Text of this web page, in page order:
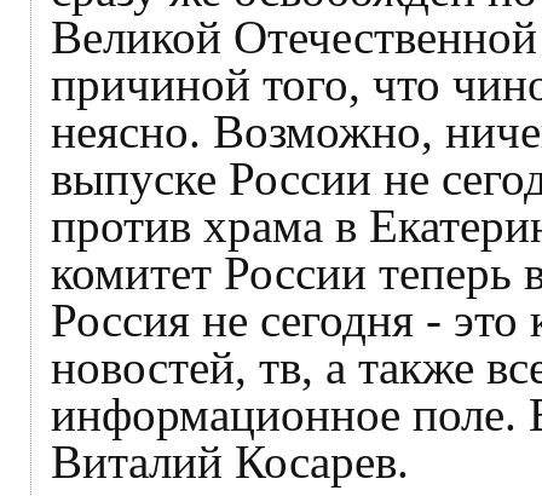
Великой
причиной того, что
неясно. Возможно,
выпуске России не
против храма в
комитет России теперь
Россия не сегодня -
новостей, тв, а также
информационное поле.
Виталий Косарев.